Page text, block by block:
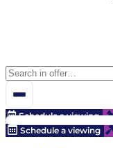
Schedule a viewing
Schedule a viewing